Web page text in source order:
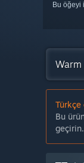
Bu öğeyi
Bu
geçirin.